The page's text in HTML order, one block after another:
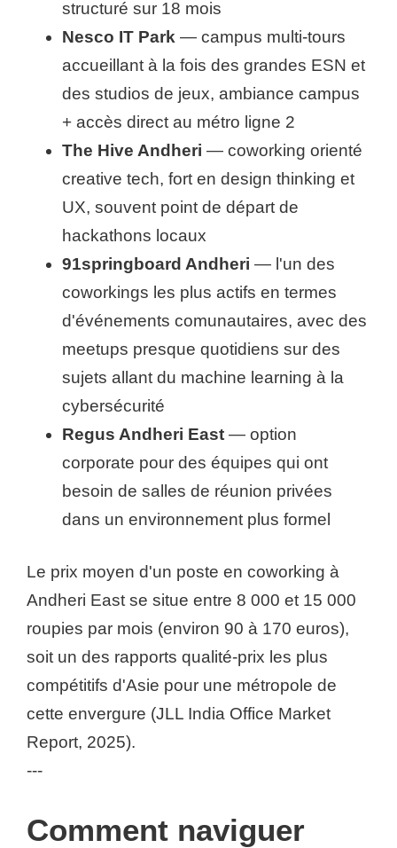
structuré sur 18 mois
Nesco IT Park — campus multi-tours
accueillant à la fois des grandes ESN et
des studios de jeux, ambiance campus
+ accès direct au métro ligne 2
The Hive Andheri — coworking orienté
creative tech, fort en design thinking et
UX, souvent point de départ de
hackathons locaux
91springboard Andheri — l'un des
coworkings les plus actifs en termes
d'événements comunautaires, avec des
meetups presque quotidiens sur des
sujets allant du machine learning à la
cybersécurité
Regus Andheri East — option
corporate pour des équipes qui ont
besoin de salles de réunion privées
dans un environnement plus formel
Le prix moyen d'un poste en coworking à
Andheri East se situe entre 8 000 et 15 000
roupies par mois (environ 90 à 170 euros),
soit un des rapports qualité-prix les plus
compétitifs d'Asie pour une métropole de
cette envergure (JLL India Office Market
Report, 2025).
---
Comment naviguer